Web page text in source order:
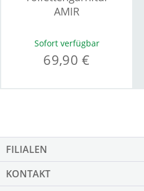
AMIR
Sofort verfügbar
69,90 €
FILIALEN
KONTAKT